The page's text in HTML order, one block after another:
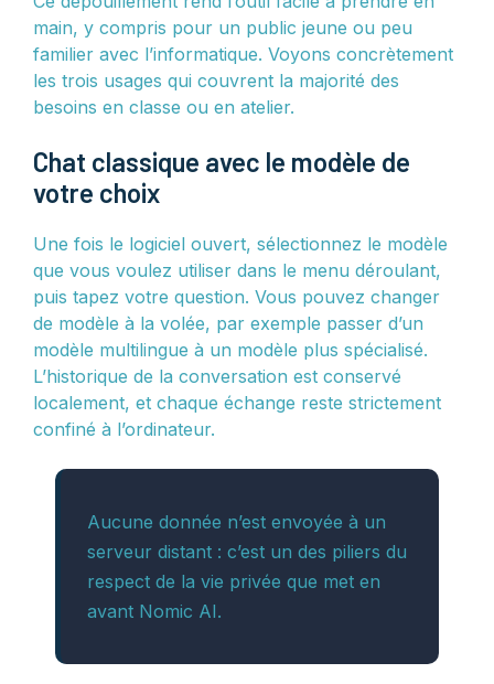
main, y compris pour un public jeune ou peu
familier avec l’informatique. Voyons concrètement
les trois usages qui couvrent la majorité des
besoins en classe ou en atelier.
Chat classique avec le modèle de
votre choix
Une fois le logiciel ouvert, sélectionnez le modèle
que vous voulez utiliser dans le menu déroulant,
puis tapez votre question. Vous pouvez changer
de modèle à la volée, par exemple passer d’un
modèle multilingue à un modèle plus spécialisé.
L’historique de la conversation est conservé
localement, et chaque échange reste strictement
confiné à l’ordinateur.
Aucune donnée n’est envoyée à un
serveur distant : c’est un des piliers du
respect de la vie privée que met en
avant Nomic AI.